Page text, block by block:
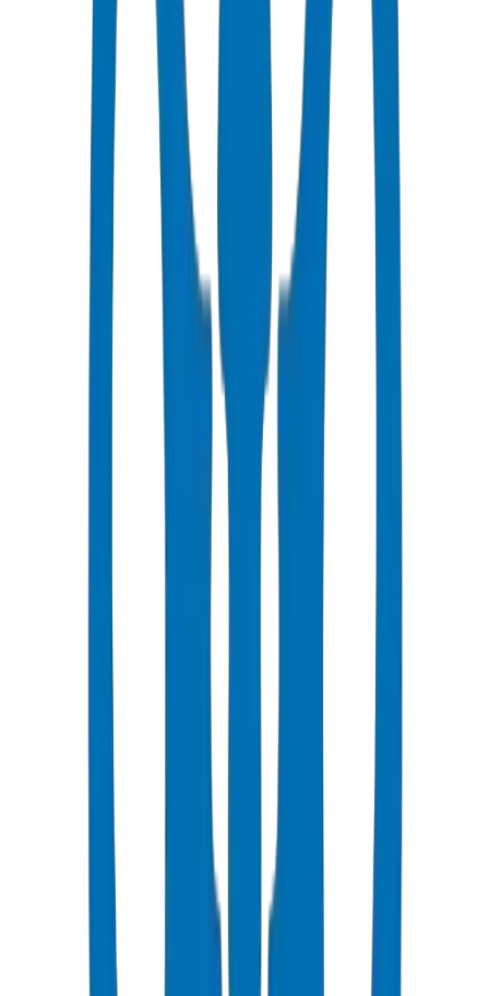
5000+ products répartis en 13 catégories de produits : UPVC
pression, UPVC évacuation, PVC SCH 40, gaines PVC, conduits
PVC, PP-R, HDPE, PEX, fabrications et solvants.
Gamme complète de diamètres : de 16 mm à 400 mm+ sur tous les
systèmes de Pipes / Fittings, couvrant des robinets résidentiels aux
conduites principales municipales.
Inventaire complet de raccords : coudes, tés, réducteurs, manchons,
brides, colliers de prise, et fabrications spécialisées (bacs à graisse
Type A–D pour l'évacuation F&B).
Stock direct usine depuis 7 Production Units avec expédition le jour
même aux EAU sur les articles d'inventaire standard. Dimensions
non standard fabriquées sur commande avec des délais de 7 à 14
Crown impose la vérification du CoC (Certificat de Conformité) des
matières premières avant la mise en production. Politique zéro
et ±0,3 mm pour les raccords — 2,5× plus serré que les importations
courantes (±0,5 à 0,8 mm). Cette tolérance est documentée sur
chaque certificat d'essai de lot.
Traçabilité complète des lots : les codes de production marqués au
laser relient chaque tuyau livré au lot de matière première, à la ligne
d'extrusion, à l'équipe d'opérateurs et au certificat d'essai de contrôle